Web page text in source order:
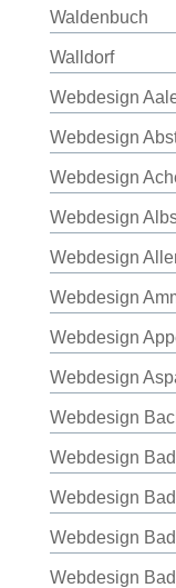
Waldenbuch
Walldorf
Webdesign
Webdesign
Webdesign
Webdesign
Webdesign
Webdesign
Webdesign
Webdesign
Webdesign
Webdesign
Webdesign
Webdesign
Webdesign